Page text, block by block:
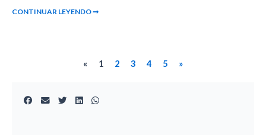
CONTINUAR LEYENDO ➞
« 1 2 3 4 5 »